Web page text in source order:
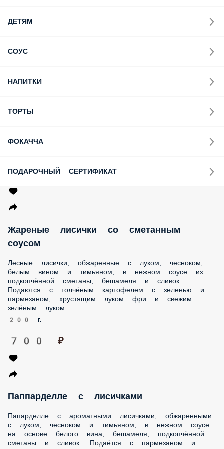
ДЕТЯМ
СОУС
НАПИТКИ
ТОРТЫ
ФОКАЧЧА
ПОДАРОЧНЫЙ СЕРТИФИКАТ
Жареные лисички со сметанным соусом
Лесные лисички, обжаренные с луком, чесноком, белым
сметаны, бешамеля и сливок. Подаются с толчёным
картофелем с зеленью и пармезаном, хрустящим луком
фри и свежим зелёным луком.
200 г.
700 ₽
Паппарделле с лисичками
Папарделле с ароматными лисичками, обжаренными с
луком, чесноком и тимьяном, в нежном соусе на основе
Подаётся с пармезаном и хрустящим луком фри.
270 г.